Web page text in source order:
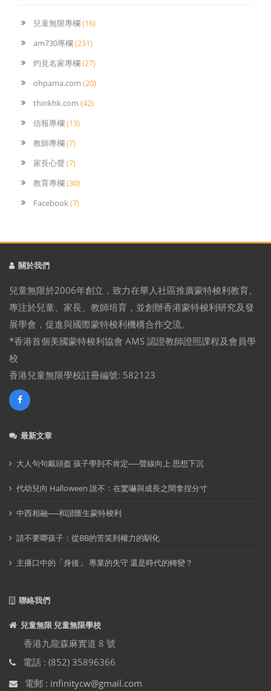
兒童無限專欄(16)
am730專欄(231)
灼見名家專欄(27)
ohpama.com (20)
thinkhk.com (42)
信報專欄(13)
教師專欄(7)
家長心聲 (7)
教育專欄(30)
Facebook(7)
關於我們
兒童無限於2006年創立，致力在華人社區推廣蒙特梭利教育。
專注於兒童、家長、教師培育，並創辦香港蒙特梭利研究及發
展學會，促進與國際蒙特梭利機構合作交流。
*香港首個美國蒙特梭利協會 AMS 認證教師證照課程及會員學
校
香港兒童無限學校註冊編號: 582123
最新文章
大人句句戴頭盔 孩子學到不肯定──聲線向上 思想下沉
代幼兒向 Halloween 說不：在驚嚇與成長之間拿捏分寸
中西相融──和諧匯生蒙特梭利
請不要唧孩子：從BB的苦笑到權力的馴化
主播口中的「身後」 專業的失守 還是時代的轉變？
聯絡我們
兒童無限 兒童無限學校
香港九龍森麻實道 8 號
電話 : (852) 35896366
電郵 : infinitycw@gmail.com